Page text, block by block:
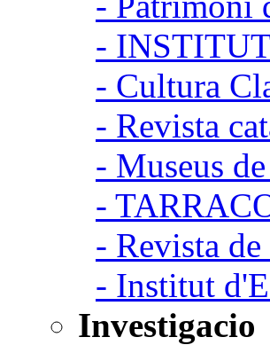
-
- Cultura
- Revista
- Museus
-
- Revista
- Institut
Investigacio